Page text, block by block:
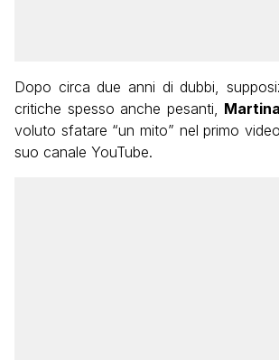
Dopo circa due anni di dubbi,
critiche spesso anche pesanti,
voluto sfatare “un mito” nel primo
suo canale YouTube.